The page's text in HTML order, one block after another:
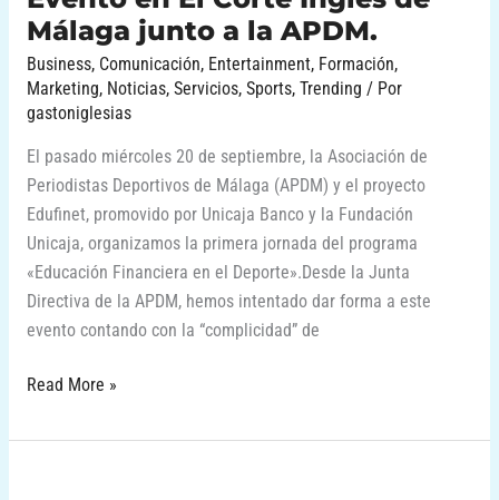
Málaga junto a la APDM.
Business, Comunicación, Entertainment, Formación,
Marketing, Noticias, Servicios, Sports, Trending / Por
gastoniglesias
El pasado miércoles 20 de septiembre, la Asociación de
Periodistas Deportivos de Málaga (APDM) y el proyecto
Edufinet, promovido por Unicaja Banco y la Fundación
Unicaja, organizamos la primera jornada del programa
«Educación Financiera en el Deporte».Desde la Junta
Directiva de la APDM, hemos intentado dar forma a este
evento contando con la “complicidad” de
Read More »